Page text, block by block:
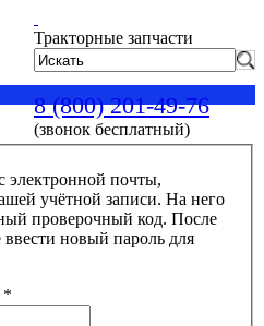
Тракторные запчасти
8 (800) 201-49-76
(звонок бесплатный)
электронной почты,
учётной записи. На него
проверочный код. После
новый пароль для
*